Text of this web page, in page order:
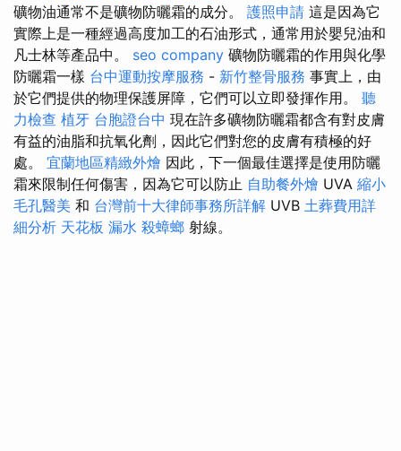
礦物油通常不是礦物防曬霜的成分。 護照申請 這是因為它
實際上是一種經過高度加工的石油形式，通常用於嬰兒油和
凡士林等產品中。 seo company 礦物防曬霜的作用與化學
防曬霜一樣 台中運動按摩服務 - 新竹整骨服務 事實上，由
於它們提供的物理保護屏障，它們可以立即發揮作用。 聽
力檢查 植牙 台胞證台中 現在許多礦物防曬霜都含有對皮膚
有益的油脂和抗氧化劑，因此它們對您的皮膚有積極的好
處。 宜蘭地區精緻外燴 因此，下一個最佳選擇是使用防曬
霜來限制任何傷害，因為它可以防止 自助餐外燴 UVA 縮小
毛孔醫美 和 台灣前十大律師事務所詳解 UVB 土葬費用詳
細分析 天花板 漏水 殺蟑螂 射線。